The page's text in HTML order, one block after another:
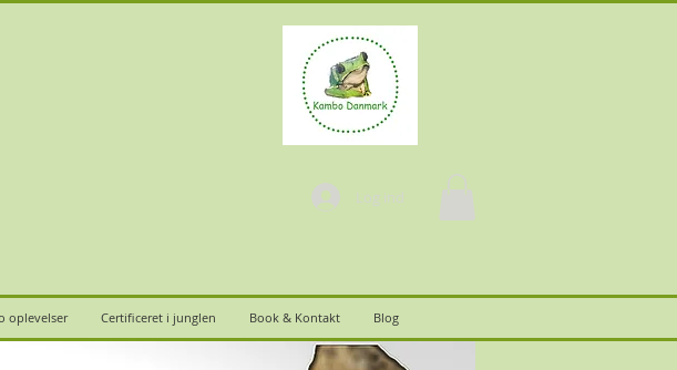
Log ind
oplevelser Certificeret i junglen Book & Kontakt Blog